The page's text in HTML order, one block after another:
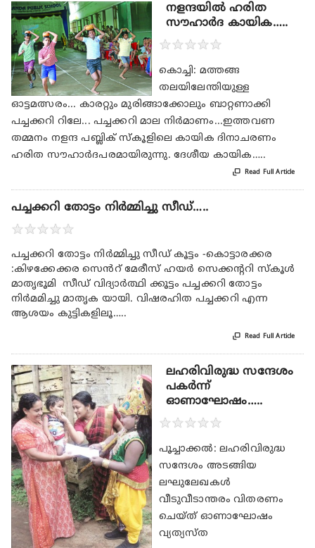
നളന്ദയില്‍ ഹരിത
സൗഹാര്‍ദ കായിക…..
★★★★★
കൊച്ചി: മത്തങ്ങ
തലയിലേന്തിയുള്ള
ഓട്ടമത്സരം... കാരറ്റും മുരിങ്ങാക്കോലും ബാറ്റണാക്കി
പച്ചക്കറി റിലേ... പച്ചക്കറി മാല നിര്‍മാണം...ഇത്തവണ
തമ്മനം നളന്ദ പബ്ലിക് സ്‌കൂളിലെ കായിക ദിനാചരണം
ഹരിത സൗഹാര്‍ദപരമായിരുന്നു. ദേശീയ കായിക…..
 Read Full Article
പച്ചക്കറി തോട്ടം നിർമ്മിച്ചു സീഡ്…..
★★★★★
പച്ചക്കറി തോട്ടം നിർമ്മിച്ചു സീഡ് കൂട്ടം -കൊട്ടാരക്കര
:കിഴക്കേക്കര സെൻറ് മേരീസ് ഹയർ സെക്കന്ററി സ്കൂൾ
മാതൃഭൂമി സീഡ് വിദ്യാർത്ഥി ക്കൂട്ടം പച്ചക്കറി തോട്ടം
നിർമമിച്ചു മാതൃക യായി. വിഷരഹിത പച്ചക്കറി എന്ന
ആശയം കുട്ടികളിലൂ…..
 Read Full Article
ലഹരിവിരുദ്ധ സന്ദേശം
പകർന്ന്
ഓണാഘോഷം…..
★★★★★
പൂച്ചാക്കൽ: ലഹരിവിരുദ്ധ
സന്ദേശം അടങ്ങിയ
ലഘുലേഖകൾ
വീടുവീടാന്തരം വിതരണം
ചെയ്ത് ഓണാഘോഷം
വ്യത്യസ്ത